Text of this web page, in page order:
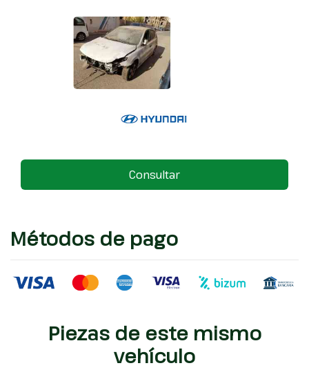
Consultar
Métodos de pago
Piezas de este mismo
vehículo